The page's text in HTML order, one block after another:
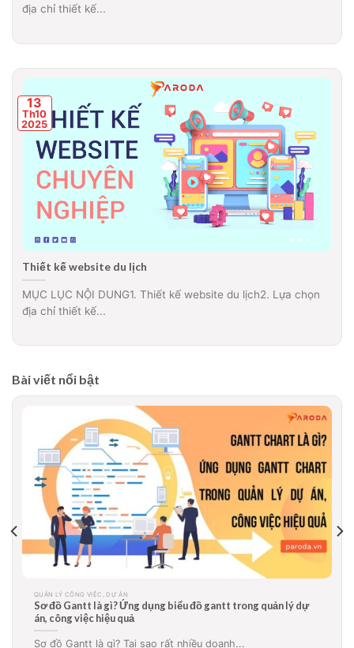
địa chỉ thiết kế...
Thiết kế website du lịch
MỤC LỤC NỘI DUNG1. Thiết kế website du lịch2. Lựa chọn
địa chỉ thiết kế...
13
Th10
2025
Bài viết nổi bật
QUẢN LÝ CÔNG VIỆC, DỰ ÁN
Trello là gì? Hướng dẫn sử dụng và đánh giá phần mềm quản
lý công việc Trello
Bạn đã bao giờ nghe qua một ứng dụng giúp...